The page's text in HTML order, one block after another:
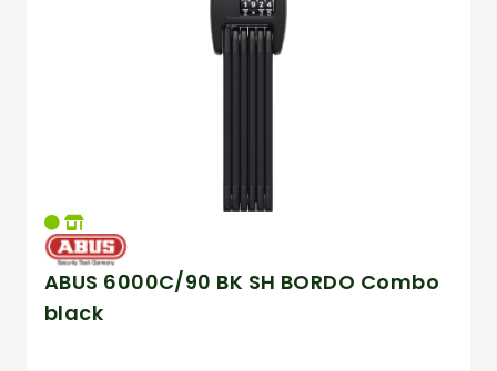
ABUS 6000C/90 BK SH BORDO Combo
black